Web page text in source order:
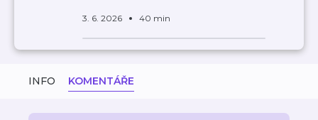
3. 6. 2026 40 min
INFO KOMENTÁŘE